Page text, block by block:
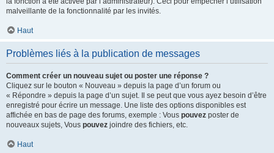
malveillante de la fonctionnalité par les invités.
Haut
Problèmes liés à la publication de messages
Comment créer un nouveau sujet ou poster une réponse ?
Cliquez sur le bouton « Nouveau » depuis la page d’un forum ou
« Répondre » depuis la page d’un sujet. Il se peut que vous ayez besoin d’être
enregistré pour écrire un message. Une liste des options disponibles est
affichée en bas de page des forums, exemple : Vous pouvez poster de
nouveaux sujets, Vous pouvez joindre des fichiers, etc.
Haut